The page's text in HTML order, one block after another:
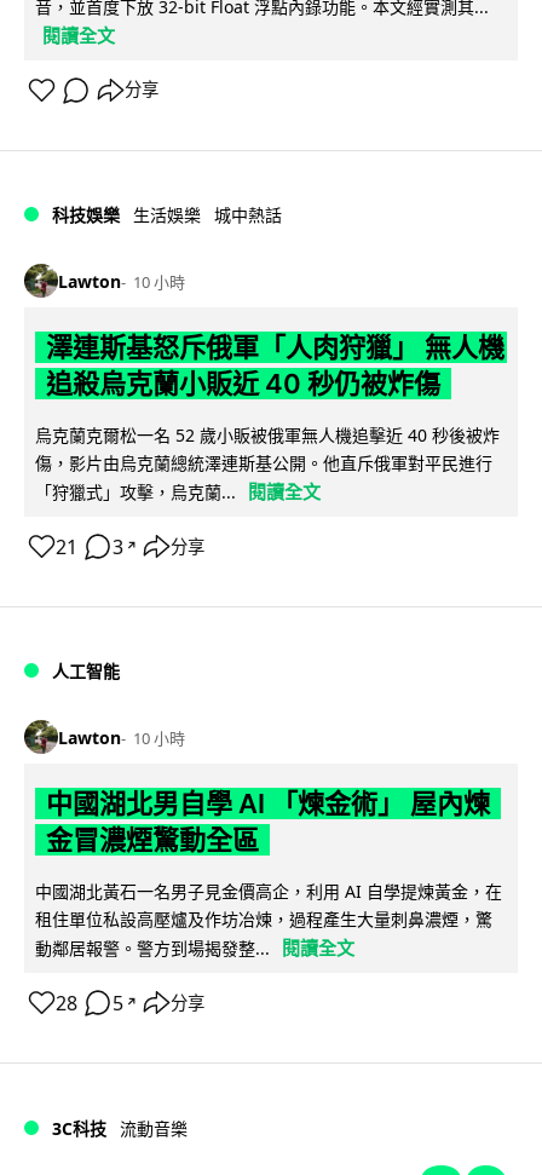
音，並首度下放 32-bit Float 浮點內錄功能。本文經實測其...
閱讀全文
分享
科技娛樂 生活娛樂 城中熱話
Lawton 10 小時
澤連斯基怒斥俄軍「人肉狩獵」 無人機
追殺烏克蘭小販近 40 秒仍被炸傷
烏克蘭克爾松一名 52 歲小販被俄軍無人機追擊近 40 秒後被炸
傷，影片由烏克蘭總統澤連斯基公開。他直斥俄軍對平民進行
「狩獵式」攻擊，烏克蘭...
閱讀全文
21 3 ↗ 分享
人工智能
Lawton 10 小時
中國湖北男自學 AI 「煉金術」 屋內煉
金冒濃煙驚動全區
中國湖北黃石一名男子見金價高企，利用 AI 自學提煉黃金，在
租住單位私設高壓爐及作坊冶煉，過程產生大量刺鼻濃煙，驚
動鄰居報警。警方到場揭發整...
閱讀全文
28 5 ↗ 分享
3C科技 流動音樂